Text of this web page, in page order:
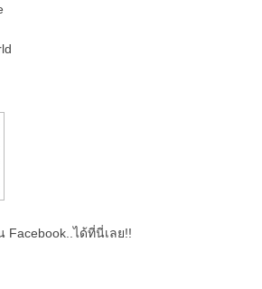
Facebook..ได้ที่นี่เลย!!